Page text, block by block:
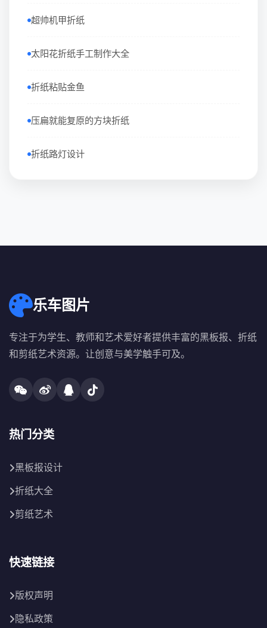
超帅机甲折纸
太阳花折纸手工制作大全
折纸粘贴金鱼
压扁就能复原的方块折纸
折纸路灯设计
乐车图片
专注于为学生、教师和艺术爱好者提供丰富的黑板报、折纸
和剪纸艺术资源。让创意与美学触手可及。
热门分类
黑板报设计
折纸大全
剪纸艺术
快速链接
版权声明
隐私政策